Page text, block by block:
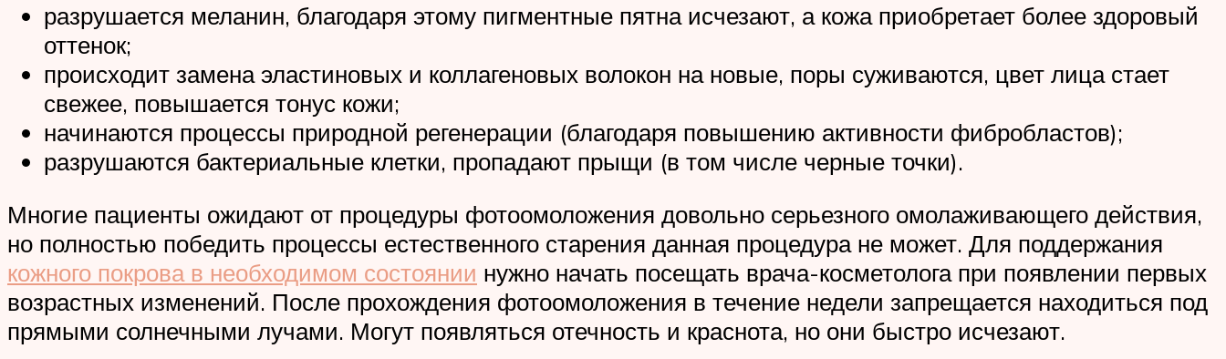
разрушается меланин, благодаря этому пигментные пятна исчезают, а кожа приобретает более здоровый
оттенок;
происходит замена эластиновых и коллагеновых волокон на новые, поры суживаются, цвет лица стает
свежее, повышается тонус кожи;
начинаются процессы природной регенерации (благодаря повышению активности фибробластов);
разрушаются бактериальные клетки, пропадают прыщи (в том числе черные точки).
Многие пациенты ожидают от процедуры фотоомоложения довольно серьезного омолаживающего действия,
но полностью победить процессы естественного старения данная процедура не может. Для поддержания
кожного покрова в необходимом состоянии нужно начать посещать врача-косметолога при появлении первых
возрастных изменений. После прохождения фотоомоложения в течение недели запрещается находиться под
прямыми солнечными лучами. Могут появляться отечность и краснота, но они быстро исчезают.